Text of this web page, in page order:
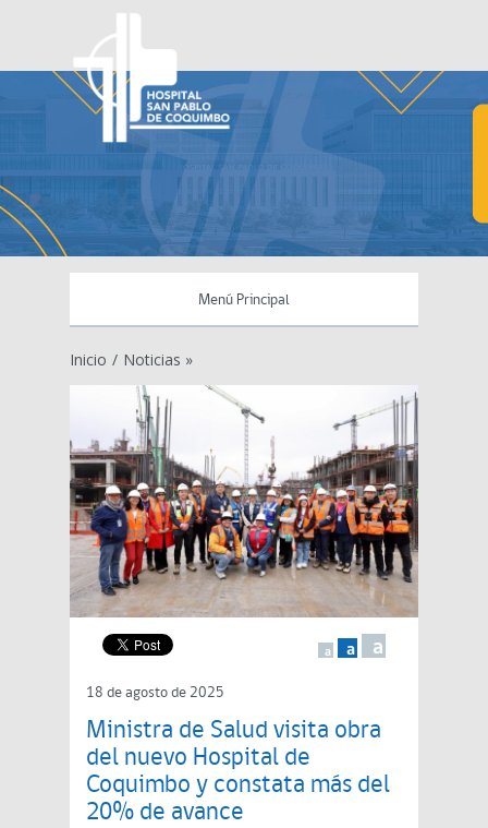
Menú Principal
Inicio / Noticias »
a a a
18 de agosto de 2025
Ministra de Salud visita obra
del nuevo Hospital de
Coquimbo y constata más del
20% de avance